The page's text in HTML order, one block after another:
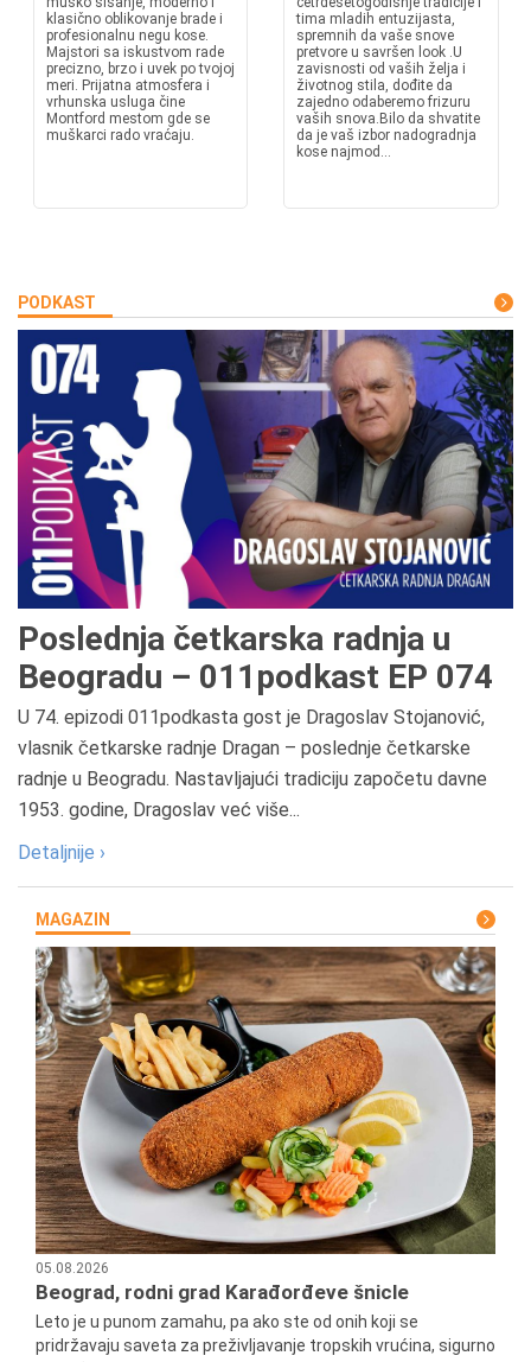
klasično oblikovanje brade i
profesionalnu negu kose.
Majstori sa iskustvom rade
precizno, brzo i uvek po tvojoj
meri. Prijatna atmosfera i
vrhunska usluga čine
Montford mestom gde se
muškarci rado vraćaju.
tima mladih entuzijasta,
spremnih da vaše snove
pretvore u savršen look .U
zavisnosti od vaših želja i
životnog stila, dođite da
zajedno odaberemo frizuru
vaših snova.Bilo da shvatite
da je vaš izbor nadogradnja
kose najmod...
PODKAST
Poslednja četkarska radnja u
Beogradu – 011podkast EP 074
U 74. epizodi 011podkasta gost je Dragoslav Stojanović,
vlasnik četkarske radnje Dragan – poslednje četkarske
radnje u Beogradu. Nastavljajući tradiciju započetu davne
1953. godine, Dragoslav već više...
Detaljnije ›
MAGAZIN
05.08.2026
Beograd, rodni grad Karađorđeve šnicle
Leto je u punom zamahu, pa ako ste od onih koji se
pridržavaju saveta za preživljavanje tropskih vrućina, sigurno